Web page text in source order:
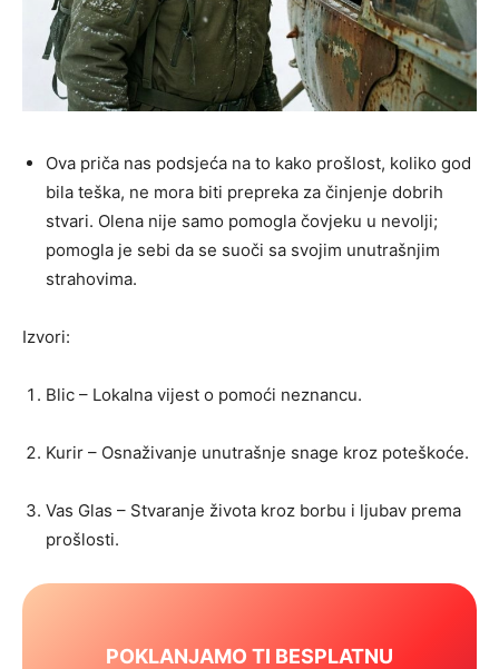
Ova priča nas podsjeća na to kako prošlost, koliko god
bila teška, ne mora biti prepreka za činjenje dobrih
stvari. Olena nije samo pomogla čovjeku u nevolji;
pomogla je sebi da se suoči sa svojim unutrašnjim
strahovima.
Izvori:
Blic – Lokalna vijest o pomoći neznancu.
Kurir – Osnaživanje unutrašnje snage kroz poteškoće.
Vas Glas – Stvaranje života kroz borbu i ljubav prema
prošlosti.
POKLANJAMO TI BESPLATNU